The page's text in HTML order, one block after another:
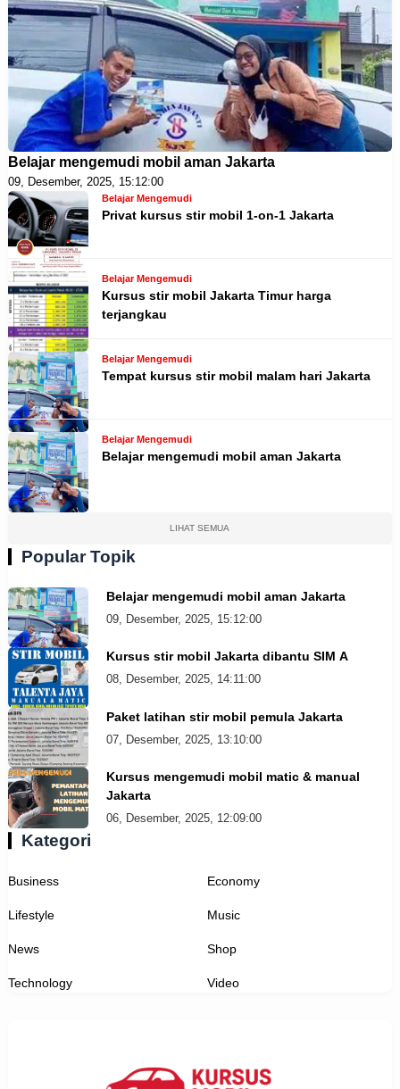
Belajar mengemudi mobil aman Jakarta
09, Desember, 2025, 15:12:00
Belajar Mengemudi
Privat kursus stir mobil 1-on-1 Jakarta
Belajar Mengemudi
Kursus stir mobil Jakarta Timur harga
terjangkau
Belajar Mengemudi
Tempat kursus stir mobil malam hari Jakarta
Belajar Mengemudi
Belajar mengemudi mobil aman Jakarta
LIHAT SEMUA
Popular Topik
Belajar mengemudi mobil aman Jakarta
09, Desember, 2025, 15:12:00
Kursus stir mobil Jakarta dibantu SIM A
08, Desember, 2025, 14:11:00
Paket latihan stir mobil pemula Jakarta
07, Desember, 2025, 13:10:00
Kursus mengemudi mobil matic & manual
Jakarta
06, Desember, 2025, 12:09:00
Kategori
Business Economy
Lifestyle Music
News Shop
Technology Video